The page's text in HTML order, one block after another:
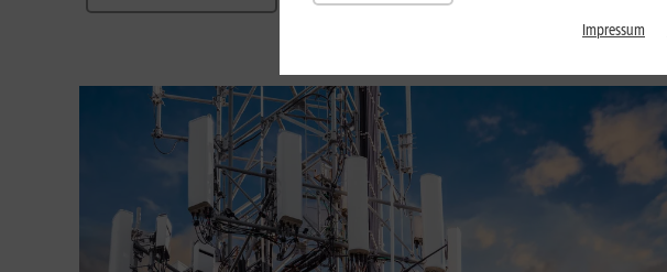
Impressum